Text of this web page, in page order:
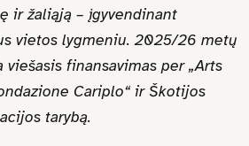
ir žaliąją – įgyvendinant
vietos lygmeniu. 2025/26 metų
finansavimas per „Arts
Cariplo“ ir Škotijos
tarybą.